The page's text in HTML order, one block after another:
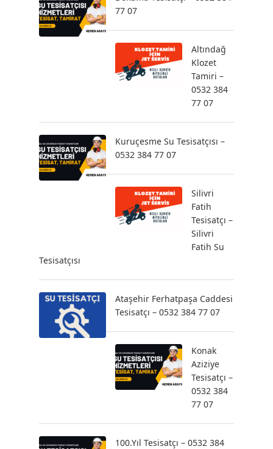
77 07
Altındağ
Klozet
Tamiri –
0532 384
77 07
Kuruçesme Su Tesisatçısı –
0532 384 77 07
Silivri
Fatih
Tesisatçı –
Silivri
Fatih Su
Tesisatçısı
Ataşehir Ferhatpaşa Caddesi
Tesisatçı – 0532 384 77 07
Konak
Aziziye
Tesisatçı –
0532 384
77 07
100.Yıl Tesisatçı – 0532 384